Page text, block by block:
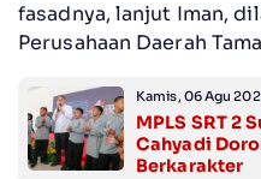
fasadnya, lanjut Iman,
Perusahaan Daerah
Kamis, 06 Agu
MPLS SRT 2
Cahyadi
Berkarakter